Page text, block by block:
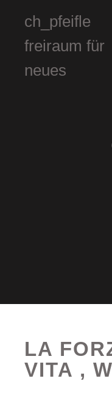
ch_pfeifle
freiraum für
neues
LA
VITA ,